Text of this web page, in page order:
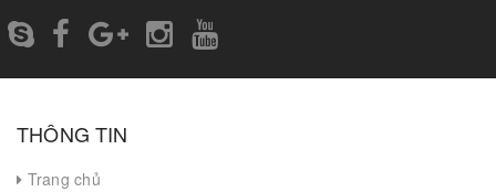
THÔNG TIN
Trang chủ